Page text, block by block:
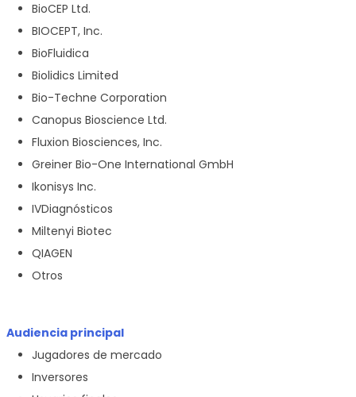
BioCEP Ltd.
BIOCEPT, Inc.
BioFluidica
Biolidics Limited
Bio-Techne Corporation
Canopus Bioscience Ltd.
Fluxion Biosciences, Inc.
Greiner Bio-One International GmbH
Ikonisys Inc.
IVDiagnósticos
Miltenyi Biotec
QIAGEN
Otros
Audiencia principal
Jugadores de mercado
Inversores